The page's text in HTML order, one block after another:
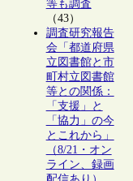
等も調査
（43）
調査研究報告
会「都道府県
立図書館と市
町村立図書館
等との関係：
「支援」と
「協力」の今
とこれから」
（8/21・オン
ライン、録画